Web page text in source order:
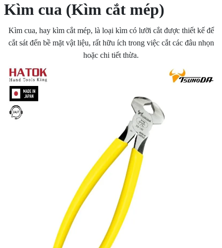
Kìm cua (Kìm cắt mép)
Kìm cua, hay kìm cắt mép, là loại kìm có lưỡi cắt được thiết kế để
cắt sát đến bề mặt vật liệu, rất hữu ích trong việc cắt các đâu nhọn
hoặc chi tiết thừa.